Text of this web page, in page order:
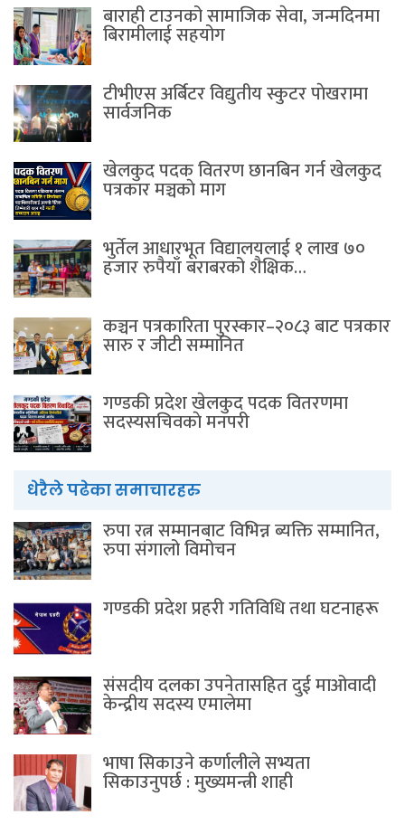
बाराही टाउनको सामाजिक सेवा, जन्मदिनमा
बिरामीलाई सहयोग
टीभीएस अर्बिटर विद्युतीय स्कुटर पाेखरामा
सार्वजनिक
खेलकुद पदक वितरण छानबिन गर्न खेलकुद
पत्रकार मञ्चकाे माग
भुर्तेल आधारभूत विद्यालयलाई १ लाख ७०
हजार रुपैयाँ बराबरको शैक्षिक…
कञ्चन पत्रकारिता पुरस्कार–२०८३ बाट पत्रकार
सारु र जीटी सम्मानित
गण्डकी प्रदेश खेलकुद पदक वितरणमा
सदस्यसचिवकाे मनपरी
धेरैले पढेका समाचारहरु
रुपा रत्न सम्मानबाट विभिन्न ब्यक्ति सम्मानित,
रुपा संगालो विमोचन
गण्डकी प्रदेश प्रहरी गतिविधि तथा घटनाहरू
संसदीय दलका उपनेतासहित दुई माओवादी
केन्द्रीय सदस्य एमालेमा
भाषा सिकाउने कर्णालीले सभ्यता
सिकाउनुपर्छ : मुख्यमन्त्री शाही